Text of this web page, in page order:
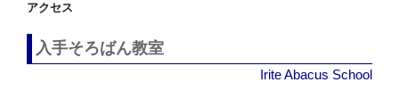
ョ
ン
アクセス
入手そろばん教室
Irite Abacus School